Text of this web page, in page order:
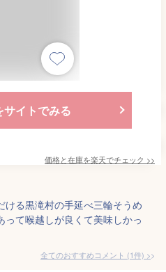
サイトでみる
価格と在庫を楽天でチェック >>
ける黒滝村の手延べ三輪そうめ
って喉越しが良くて美味しかっ
全てのおすすめコメント (1件) >